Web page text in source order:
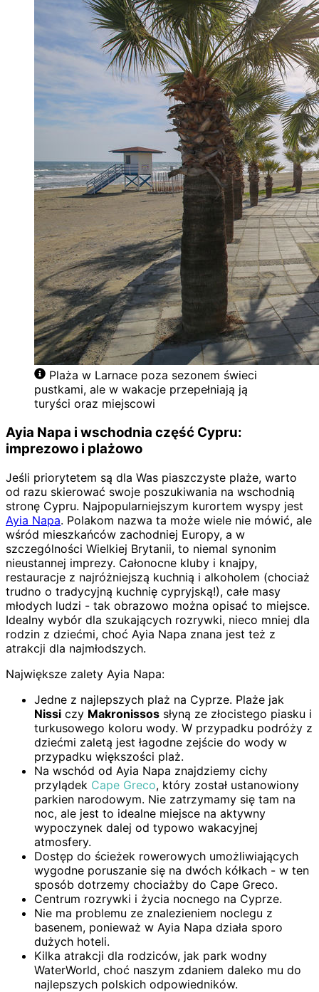
Plaża w Larnace poza sezonem świeci
pustkami, ale w wakacje przepełniają ją
turyści oraz miejscowi
Ayia Napa i wschodnia część Cypru:
imprezowo i plażowo
Jeśli priorytetem są dla Was piaszczyste plaże, warto
od razu skierować swoje poszukiwania na wschodnią
stronę Cypru. Najpopularniejszym kurortem wyspy jest
Ayia Napa. Polakom nazwa ta może wiele nie mówić, ale
wśród mieszkańców zachodniej Europy, a w
szczególności Wielkiej Brytanii, to niemal synonim
nieustannej imprezy. Całonocne kluby i knajpy,
restauracje z najróżniejszą kuchnią i alkoholem (chociaż
trudno o tradycyjną kuchnię cypryjską!), całe masy
młodych ludzi - tak obrazowo można opisać to miejsce.
Idealny wybór dla szukających rozrywki, nieco mniej dla
rodzin z dziećmi, choć Ayia Napa znana jest też z
atrakcji dla najmłodszych.
Największe zalety Ayia Napa:
Jedne z najlepszych plaż na Cyprze. Plaże jak
Nissi czy Makronissos słyną ze złocistego piasku i
turkusowego koloru wody. W przypadku podróży z
dziećmi zaletą jest łagodne zejście do wody w
przypadku większości plaż.
Na wschód od Ayia Napa znajdziemy cichy
przylądek Cape Greco, który został ustanowiony
parkien narodowym. Nie zatrzymamy się tam na
noc, ale jest to idealne miejsce na aktywny
wypoczynek dalej od typowo wakacyjnej
atmosfery.
Dostęp do ścieżek rowerowych umożliwiających
wygodne poruszanie się na dwóch kółkach - w ten
sposób dotrzemy chociażby do Cape Greco.
Centrum rozrywki i życia nocnego na Cyprze.
Nie ma problemu ze znalezieniem noclegu z
basenem, ponieważ w Ayia Napa działa sporo
dużych hoteli.
Kilka atrakcji dla rodziców, jak park wodny
WaterWorld, choć naszym zdaniem daleko mu do
najlepszych polskich odpowiedników.